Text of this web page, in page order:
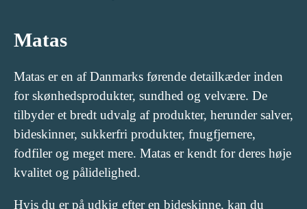
Matas
Matas er en af Danmarks førende detailkæder inden
for skønhedsprodukter, sundhed og velvære. De
tilbyder et bredt udvalg af produkter, herunder salver,
bideskinner, sukkerfri produkter, fnugfjernere,
fodfiler og meget mere. Matas er kendt for deres høje
kvalitet og pålidelighed.
Hvis du er på udkig efter en bideskinne, kan du